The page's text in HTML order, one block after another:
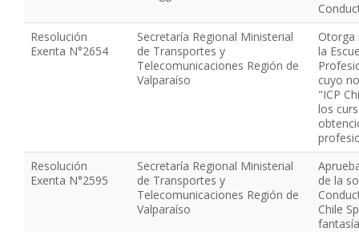
Resolución
Exenta N°2654
Secretaría Regional Ministerial
de Transportes y
Telecomunicaciones Región de
Valparaíso
Otorga
la
cuyo
"ICP
los
Resolución
Exenta N°2595
Secretaría Regional Ministerial
de Transportes y
Telecomunicaciones Región de
Valparaíso
de la
Chile